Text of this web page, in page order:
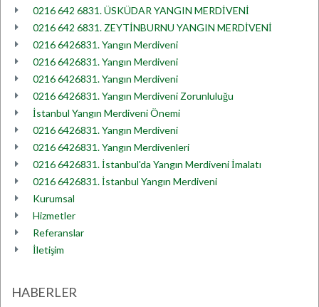
0216 642 6831. ÜSKÜDAR YANGIN MERDİVENİ
0216 642 6831. ZEYTİNBURNU YANGIN MERDİVENİ
0216 6426831. Yangın Merdiveni
0216 6426831. Yangın Merdiveni
0216 6426831. Yangın Merdiveni
0216 6426831. Yangın Merdiveni Zorunluluğu
İstanbul Yangın Merdiveni Önemi
0216 6426831. Yangın Merdiveni
0216 6426831. Yangın Merdivenleri
0216 6426831. İstanbul'da Yangın Merdiveni İmalatı
0216 6426831. İstanbul Yangın Merdiveni
Kurumsal
Hizmetler
Referanslar
İletişim
HABERLER